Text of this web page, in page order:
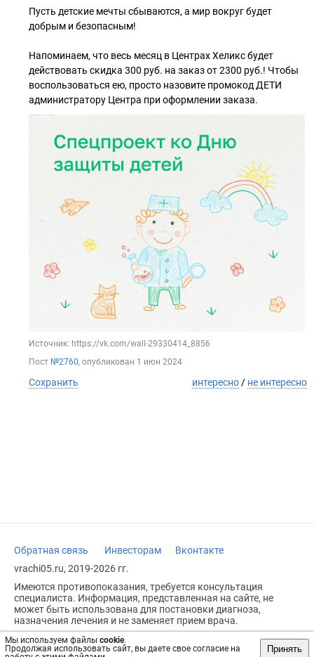
Мы используем файлы cookie.
Продолжая использовать сайт, вы даете свое согласие на
Принять
Пусть детские мечты сбываются, а мир вокруг будет
добрым и безопасным!
Напоминаем, что весь месяц в Центрах Хеликс будет
действовать скидка 300 руб. на заказ от 2300 руб.! Чтобы
воспользоваться ею, просто назовите промокод ДЕТИ
администратору Центра при оформлении заказа.
Источник: https://vk.com/wall-29330414_8856
Пост №2760, опубликован 1 июн 2024
Сохранить интересно / не интересно
Обратная связь Инвесторам
Вконтакте
vrachi05.ru, 2019-2026 гг.
Имеются противопоказания, требуется консультация
специалиста. Информация, представленная на сайте, не
может быть использована для постановки диагноза,
назначения лечения и не заменяет прием врача.
Возрастное ограничение: 18+